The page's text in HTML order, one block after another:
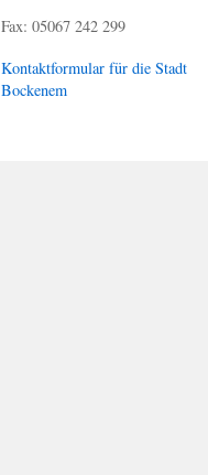
Fax: 05067 242 299
Kontaktformular für die Stadt
Bockenem